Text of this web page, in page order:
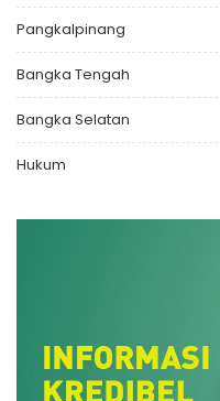
Pangkalpinang
Bangka Tengah
Bangka Selatan
Hukum